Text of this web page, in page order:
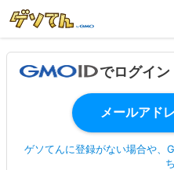
でログイン
ゲソてんに登録がない場合や、